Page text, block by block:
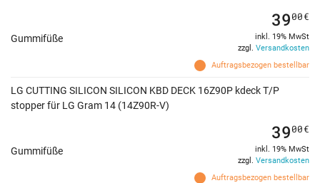
Gummifüße
Auftragsbezogen bestellbar
3900€
inkl. 19% MwSt
zzgl. Versandkosten
LG CUTTING SILICON SILICON KBD DECK 16Z90P kdeck T/P
stopper für LG Gram 14 (14Z90R-V)
Gummifüße
Auftragsbezogen bestellbar
3900€
inkl. 19% MwSt
zzgl. Versandkosten